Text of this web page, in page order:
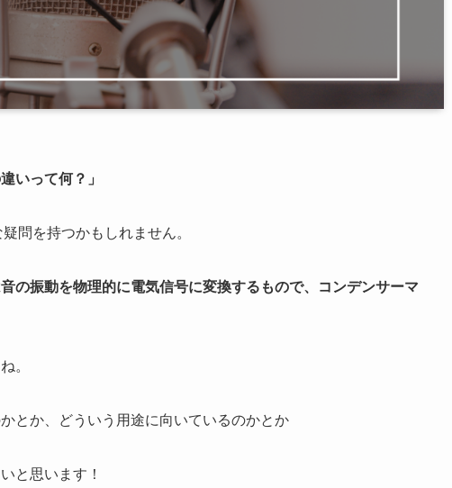
いって何？」
問を持つかもしれません。
の振動を物理的に電気信号に変換するもので、コンデンサーマ
。
とか、どういう用途に向いているのかとか
と思います！